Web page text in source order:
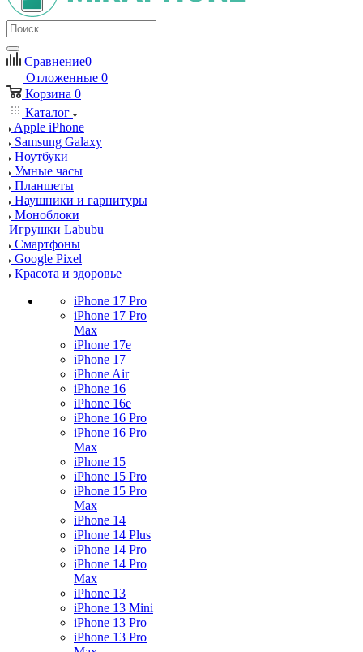
Сравнение0
Отложенные 0
Корзина 0
Каталог
Apple iPhone
Samsung Galaxy
Ноутбуки
Умные часы
Планшеты
Наушники и гарнитуры
Моноблоки
Игрушки Labubu
Смартфоны
Google Pixel
Красота и здоровье
iPhone 17 Pro
iPhone 17 Pro
Max
iPhone 17e
iPhone 17
iPhone Air
iPhone 16
iPhone 16e
iPhone 16 Pro
iPhone 16 Pro
Max
iPhone 15
iPhone 15 Pro
iPhone 15 Pro
Max
iPhone 14
iPhone 14 Plus
iPhone 14 Pro
iPhone 14 Pro
Max
iPhone 13
iPhone 13 Mini
iPhone 13 Pro
iPhone 13 Pro